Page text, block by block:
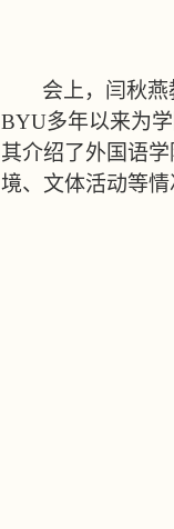
会上，闫秋
BYU多年以来为
其介绍了外国语
境、文体活动等